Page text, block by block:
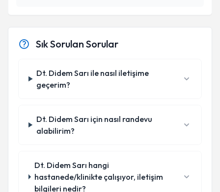
Sık Sorulan Sorular
Dt. Didem Sarı ile nasıl iletişime
geçerim?
Dt. Didem Sarı için nasıl randevu
alabilirim?
Dt. Didem Sarı hangi
hastanede/klinikte çalışıyor, iletişim
bilgileri nedir?